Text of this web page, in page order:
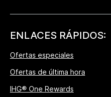
ENLACES RÁPIDOS:
Ofertas especiales
Ofertas de última hora
IHG® One Rewards